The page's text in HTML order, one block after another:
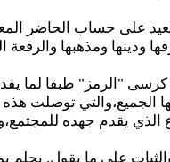
على حساب الحاضر
ومذهبها والرقعة
"الرمز" طبقا لما
الجميع،والتي توصلت
يقدم جهده
على ما يقول.